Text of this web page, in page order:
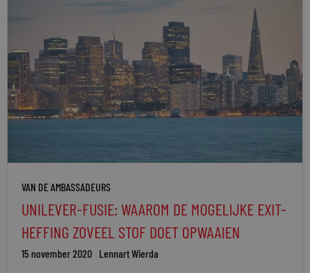
VAN DE AMBASSADEURS
UNILEVER-FUSIE: WAAROM DE MOGELIJKE EXIT-
HEFFING ZOVEEL STOF DOET OPWAAIEN
15 november 2020 Lennart Wierda